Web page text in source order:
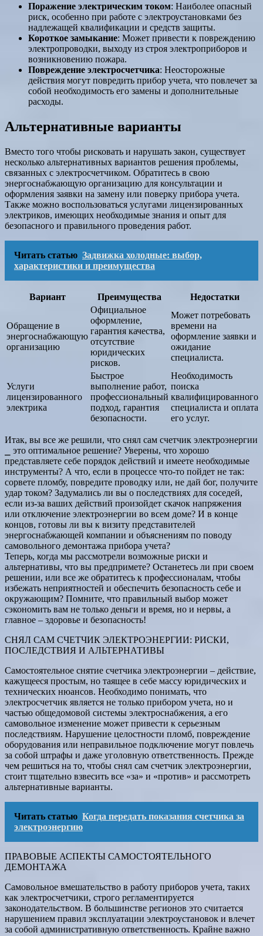
Поражение электрическим током: Наиболее опасный
риск, особенно при работе с электроустановками без
надлежащей квалификации и средств защиты.
Короткое замыкание: Может привести к повреждению
электропроводки, выходу из строя электроприборов и
возникновению пожара.
Повреждение электросчетчика: Неосторожные
действия могут повредить прибор учета, что повлечет за
собой необходимость его замены и дополнительные
расходы.
Альтернативные варианты
Вместо того чтобы рисковать и нарушать закон, существует
несколько альтернативных вариантов решения проблемы,
связанных с электросчетчиком. Обратитесь в свою
энергоснабжающую организацию для консультации и
оформления заявки на замену или поверку прибора учета.
Также можно воспользоваться услугами лицензированных
электриков, имеющих необходимые знания и опыт для
безопасного и правильного проведения работ.
Читать статью Задвижка холодные: выбор,
характеристики и преимущества
Вариант Преимущества Недостатки
Обращение в
энергоснабжающую
организацию
Официальное
оформление,
гарантия качества,
отсутствие
юридических
рисков.
Может потребовать
времени на
оформление заявки и
ожидание
специалиста.
Услуги
лицензированного
электрика
Быстрое
выполнение работ,
профессиональный
подход, гарантия
безопасности.
Необходимость
поиска
квалифицированного
специалиста и оплата
его услуг.
Итак, вы все же решили, что снял сам счетчик электроэнергии
⎯ это оптимальное решение? Уверены, что хорошо
представляете себе порядок действий и имеете необходимые
инструменты? А что, если в процессе что-то пойдет не так:
сорвете пломбу, повредите проводку или, не дай бог, получите
удар током? Задумались ли вы о последствиях для соседей,
если из-за ваших действий произойдет скачок напряжения
или отключение электроэнергии во всем доме? И в конце
концов, готовы ли вы к визиту представителей
энергоснабжающей компании и объяснениям по поводу
самовольного демонтажа прибора учета?
Теперь, когда мы рассмотрели возможные риски и
альтернативы, что вы предпримете? Останетесь ли при своем
решении, или все же обратитесь к профессионалам, чтобы
избежать неприятностей и обеспечить безопасность себе и
окружающим? Помните, что правильный выбор может
сэкономить вам не только деньги и время, но и нервы, а
главное – здоровье и безопасность!
СНЯЛ САМ СЧЕТЧИК ЭЛЕКТРОЭНЕРГИИ: РИСКИ,
ПОСЛЕДСТВИЯ И АЛЬТЕРНАТИВЫ
Самостоятельное снятие счетчика электроэнергии – действие,
кажущееся простым, но таящее в себе массу юридических и
технических нюансов. Необходимо понимать, что
электросчетчик является не только прибором учета, но и
частью общедомовой системы электроснабжения, а его
самовольное изменение может привести к серьезным
последствиям. Нарушение целостности пломб, повреждение
оборудования или неправильное подключение могут повлечь
за собой штрафы и даже уголовную ответственность. Прежде
чем решиться на то, чтобы снял сам счетчик электроэнергии,
стоит тщательно взвесить все «за» и «против» и рассмотреть
альтернативные варианты.
Читать статью Когда передать показания счетчика за
электроэнергию
ПРАВОВЫЕ АСПЕКТЫ САМОСТОЯТЕЛЬНОГО
ДЕМОНТАЖА
Самовольное вмешательство в работу приборов учета, таких
как электросчетчики, строго регламентируется
законодательством. В большинстве регионов это считается
нарушением правил эксплуатации электроустановок и влечет
за собой административную ответственность. Крайне важно